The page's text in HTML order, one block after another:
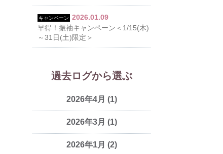
キャンペーン
2026.01.09
早得！振袖キャンペーン＜1/15(木)
～31日(土)限定＞
過去ログから選ぶ
2026年4月 (1)
2026年3月 (1)
2026年1月 (2)